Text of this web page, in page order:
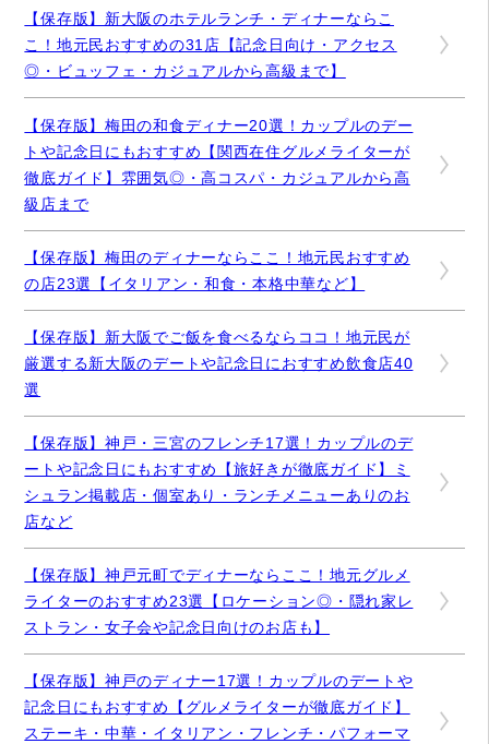
【保存版】新大阪のホテルランチ・ディナーならこ
こ！地元民おすすめの31店【記念日向け・アクセス
◎・ビュッフェ・カジュアルから高級まで】
【保存版】梅田の和食ディナー20選！カップルのデー
トや記念日にもおすすめ【関西在住グルメライターが
徹底ガイド】雰囲気◎・高コスパ・カジュアルから高
級店まで
【保存版】梅田のディナーならここ！地元民おすすめ
の店23選【イタリアン・和食・本格中華など】
【保存版】新大阪でご飯を食べるならココ！地元民が
厳選する新大阪のデートや記念日におすすめ飲食店40
選
【保存版】神戸・三宮のフレンチ17選！カップルのデ
ートや記念日にもおすすめ【旅好きが徹底ガイド】ミ
シュラン掲載店・個室あり・ランチメニューありのお
店など
【保存版】神戸元町でディナーならここ！地元グルメ
ライターのおすすめ23選【ロケーション◎・隠れ家レ
ストラン・女子会や記念日向けのお店も】
【保存版】神戸のディナー17選！カップルのデートや
記念日にもおすすめ【グルメライターが徹底ガイド】
ステーキ・中華・イタリアン・フレンチ・パフォーマ